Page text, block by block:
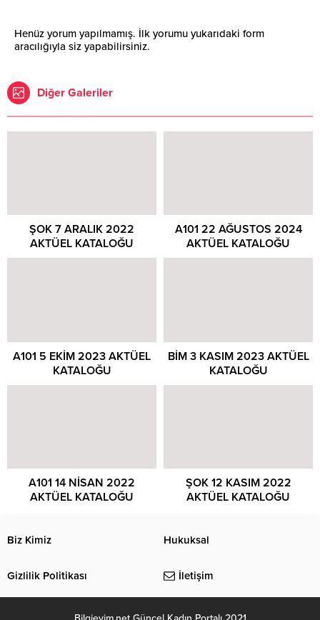
Henüz yorum yapılmamış. İlk yorumu yukarıdaki form
aracılığıyla siz yapabilirsiniz.
Diğer Galeriler
ŞOK 7 ARALIK 2022
AKTÜEL KATALOĞU
A101 22 AĞUSTOS 2024
AKTÜEL KATALOĞU
A101 5 EKİM 2023 AKTÜEL
KATALOĞU
BİM 3 KASIM 2023 AKTÜEL
KATALOĞU
A101 14 NİSAN 2022
AKTÜEL KATALOĞU
ŞOK 12 KASIM 2022
AKTÜEL KATALOĞU
Biz Kimiz Hukuksal
Gizlilik Politikası İletişim